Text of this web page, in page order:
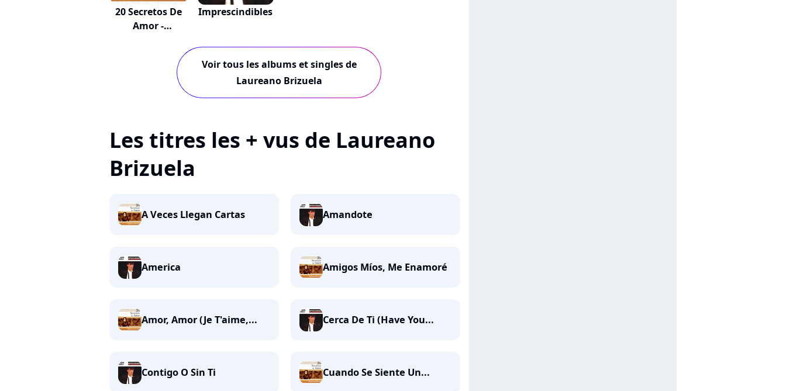
20 Secretos De
Amor -
Imprescindibles
Voir tous les albums et singles de
Laureano Brizuela
Les titres les + vus de Laureano
Brizuela
A Veces Llegan Cartas Amandote
America Amigos Míos, Me Enamoré
Amor, Amor (Je T'aime,... Cerca De Ti (Have You...
Contigo O Sin Ti Cuando Se Siente Un...